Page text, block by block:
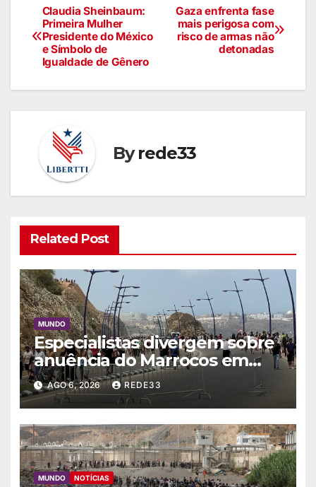
Gaza enfrenta fase
mais perigosa com
risco de armas não
detonadas
Claudia Sheinbaum:
Primeira Mulher
Presidente do México
e Símbolo de
Igualdade de Gênero
Byrede33
Related Post
MUNDO
Especialistas divergem sobre
anuência do Marrocos em
migração a Ceuta
AGO 6, 2026 REDE33
MUNDO NOTÍCIAS